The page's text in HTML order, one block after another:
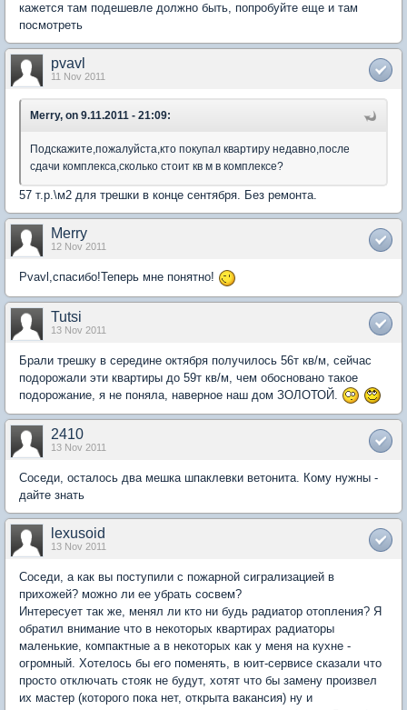
кажется там подешевле должно быть, попробуйте еще и там
посмотреть
pvavl
11 Nov 2011
Merry, on 9.11.2011 - 21:09:
Подскажите,пожалуйста,кто покупал квартиру недавно,после
сдачи комплекса,сколько стоит кв м в комплексе?
57 т.р.\м2 для трешки в конце сентября. Без ремонта.
Merry
12 Nov 2011
Pvavl,спасибо!Теперь мне понятно!
Tutsi
13 Nov 2011
Брали трешку в середине октября получилось 56т кв/м, сейчас
подорожали эти квартиры до 59т кв/м, чем обосновано такое
подорожание, я не поняла, наверное наш дом ЗОЛОТОЙ.
2410
13 Nov 2011
Соседи, осталось два мешка шпаклевки ветонита. Кому нужны -
дайте знать
lexusoid
13 Nov 2011
Соседи, а как вы поступили с пожарной сигрализацией в
прихожей? можно ли ее убрать сосвем?
Интересует так же, менял ли кто ни будь радиатор отопления? Я
обратил внимание что в некоторых квартирах радиаторы
маленькие, компактные а в некоторых как у меня на кухне -
огромный. Хотелось бы его поменять, в юит-сервисе сказали что
просто отключать стояк не будут, хотят что бы замену произвел
их мастер (которого пока нет, открыта вакансия) ну и